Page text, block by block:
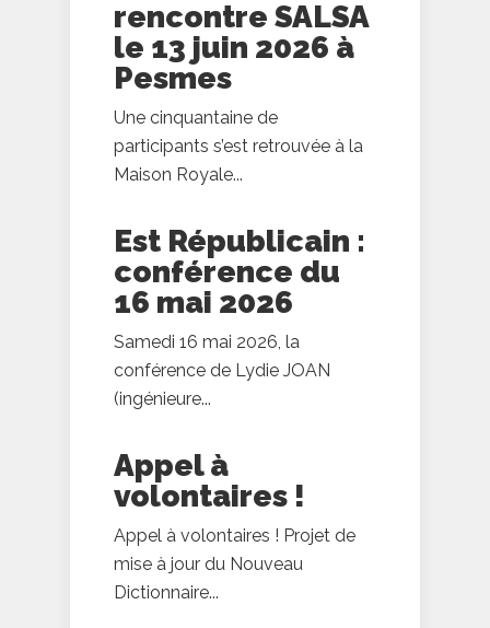
rencontre SALSA
le 13 juin 2026 à
Pesmes
Une cinquantaine de
participants s’est retrouvée à la
Maison Royale...
Est Républicain :
conférence du
16 mai 2026
Samedi 16 mai 2026, la
conférence de Lydie JOAN
(ingénieure...
Appel à
volontaires !
Appel à volontaires ! Projet de
mise à jour du Nouveau
Dictionnaire...